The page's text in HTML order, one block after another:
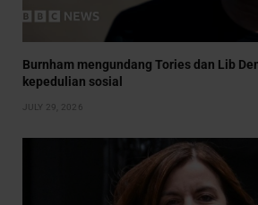
Burnham mengundang Tories dan Lib
kepedulian sosial
JULY 29, 2026